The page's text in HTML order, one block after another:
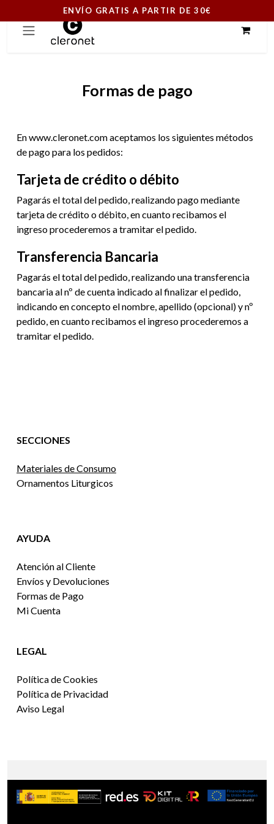
Ir al contenido
Formas de pago
En www.cleronet.com aceptamos los siguientes métodos
de pago para los pedidos:
Tarjeta de crédito o débito
Pagarás el total del pedido, realizando pago mediante
tarjeta de crédito o débito, en cuanto recibamos el
ingreso procederemos a tramitar el pedido.
Transferencia Bancaria
Pagarás el total del pedido, realizando una transferencia
bancaria al nº de cuenta indicado al finalizar el pedido,
indicando en concepto el nombre, apellido (opcional) y nº
pedido, en cuanto recibamos el ingreso procederemos a
tramitar el pedido.
SECCIONES
Materiales de Consumo
Ornamentos Liturgicos
AYUDA
Atención al Cliente
Envíos y Devoluciones
Formas de Pago
Mi Cuenta
LEGAL
Política de Cookies
Política de Privacidad
Aviso Legal
ENVÍO GRATIS A PARTIR DE 30€